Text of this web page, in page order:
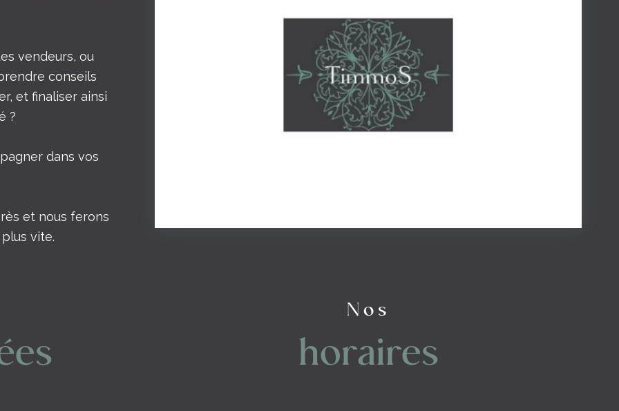
vendeurs, ou
conseils
et finaliser ainsi
?
dans vos
et nous ferons
vite.
Nos
horaires